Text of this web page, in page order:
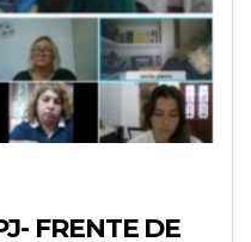
FRENTE DE